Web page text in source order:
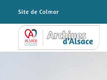
Archives Alsace - Colmar